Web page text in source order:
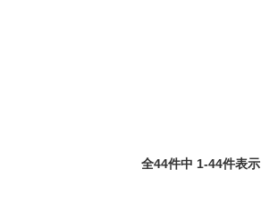
全44件中 1-44件表示